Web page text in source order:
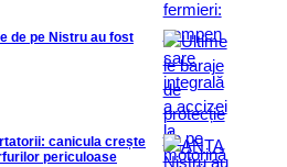
de pe Nistru au fost
canicula crește
periculoase